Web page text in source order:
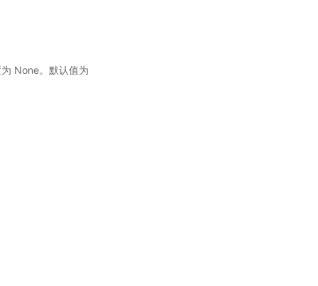
None。默认值为